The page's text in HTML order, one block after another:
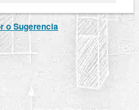
o Sugerencia